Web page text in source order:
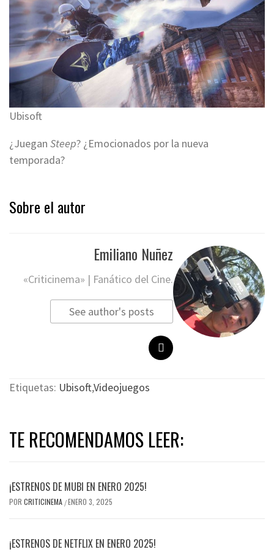
Ubisoft
¿Juegan Steep? ¿Emocionados por la nueva
temporada?
Sobre el autor
Emiliano Nuñez
«Criticinema» | Fanático del Cine.
See author's posts
Etiquetas: Ubisoft,Videojuegos
TE RECOMENDAMOS LEER:
¡ESTRENOS DE MUBI EN ENERO 2025!
POR CRITICINEMA /ENERO 3, 2025
¡ESTRENOS DE NETFLIX EN ENERO 2025!